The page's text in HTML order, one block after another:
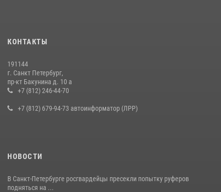
КОНТАКТЫ
191144
г. Санкт Петербург,
пр-кт Бакунина д. 10 а
+7 (812) 246-44-70
+7 (812) 679-94-73 автоинформатор (ЛРР)
НОВОСТИ
В Санкт-Петербурге росгвардейцы пресекли попытку руферов
подняться на ...